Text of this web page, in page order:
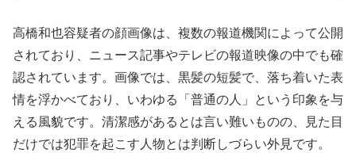
高橋和也容疑者の顔画像は、複数の報道機関によって公開
されており、ニュース記事やテレビの報道映像の中でも確
認されています。画像では、黒髪の短髪で、落ち着いた表
情を浮かべており、いわゆる「普通の人」という印象を与
える風貌です。清潔感があるとは言い難いものの、見た目
だけでは犯罪を起こす人物とは判断しづらい外見です。